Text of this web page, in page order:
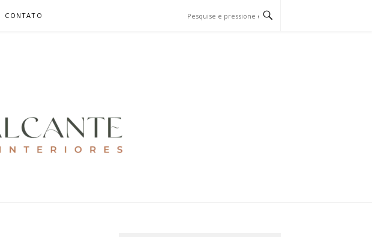
CONTATO